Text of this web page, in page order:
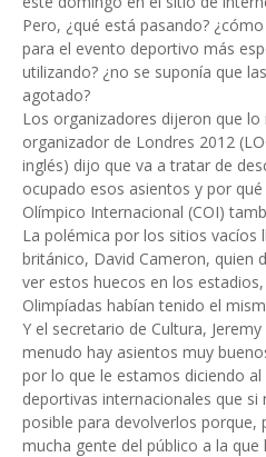
Pero, ¿qué está pasando?
para el evento deportivo más
utilizando? ¿no se suponía que
agotado?
Los organizadores dijeron que lo
organizador de Londres 2012
inglés) dijo que va a tratar de
ocupado esos asientos y por
Olímpico Internacional (COI)
La polémica por los sitios vacíos
británico, David Cameron, quien
ver estos huecos en los
Olimpíadas habían tenido el
Y el secretario de Cultura,
menudo hay asientos muy
por lo que le estamos diciendo al
deportivas internacionales que si
posible para devolverlos
mucha gente del público a la